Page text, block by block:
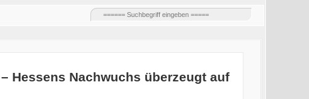
Hessens Nachwuchs überzeugt auf